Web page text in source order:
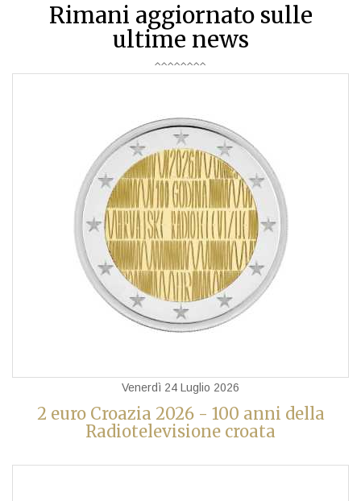
Rimani aggiornato sulle
ultime news
Venerdì 24 Luglio 2026
2 euro Croazia 2026 - 100 anni della
Radiotelevisione croata